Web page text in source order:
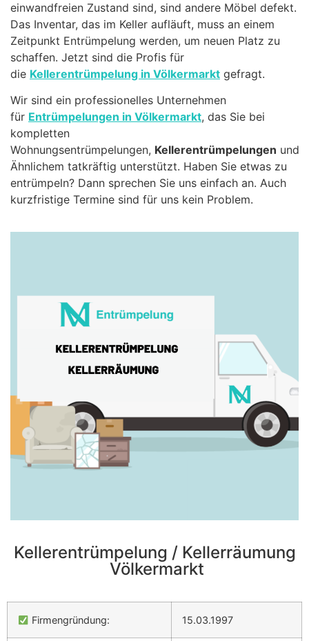
einwandfreien Zustand sind, sind andere Möbel defekt.
Das Inventar, das im Keller aufläuft, muss an einem
Zeitpunkt Entrümpelung werden, um neuen Platz zu
schaffen. Jetzt sind die Profis für
die Kellerentrümpelung in Völkermarkt gefragt.
Wir sind ein professionelles Unternehmen
für Entrümpelungen in Völkermarkt, das Sie bei
kompletten
Wohnungsentrümpelungen, Kellerentrümpelungen und
Ähnlichem tatkräftig unterstützt. Haben Sie etwas zu
entrümpeln? Dann sprechen Sie uns einfach an. Auch
kurzfristige Termine sind für uns kein Problem.
Kellerentrümpelung / Kellerräumung
Völkermarkt
Firmengründung: 15.03.1997